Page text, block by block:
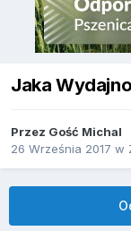
Jaka
Przez Gość Michal
26 Września 2017 w